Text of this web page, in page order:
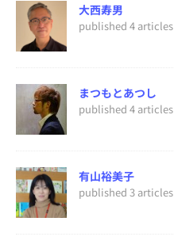
大西寿男
published 4 articles
まつもとあつし
published 4 articles
有山裕美子
published 3 articles